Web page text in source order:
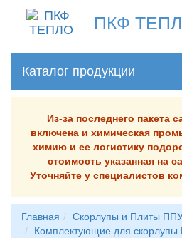
ПКФ
Каталог продукции
Из-за последнего пакета
включена и химическая
химию и ее логистику
стоимость указанная на
Уточняйте у специалистов
Главная
Скорлупы и Плиты
Комплектующие для